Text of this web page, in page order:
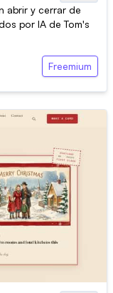
abrir y cerrar de
por IA de Tom's
Freemium